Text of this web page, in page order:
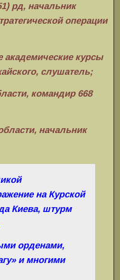
рд, начальник
операции
академические курсы
слушатель;
командир 668
начальник
на Курской
Киева, штурм
орденами,
и многими